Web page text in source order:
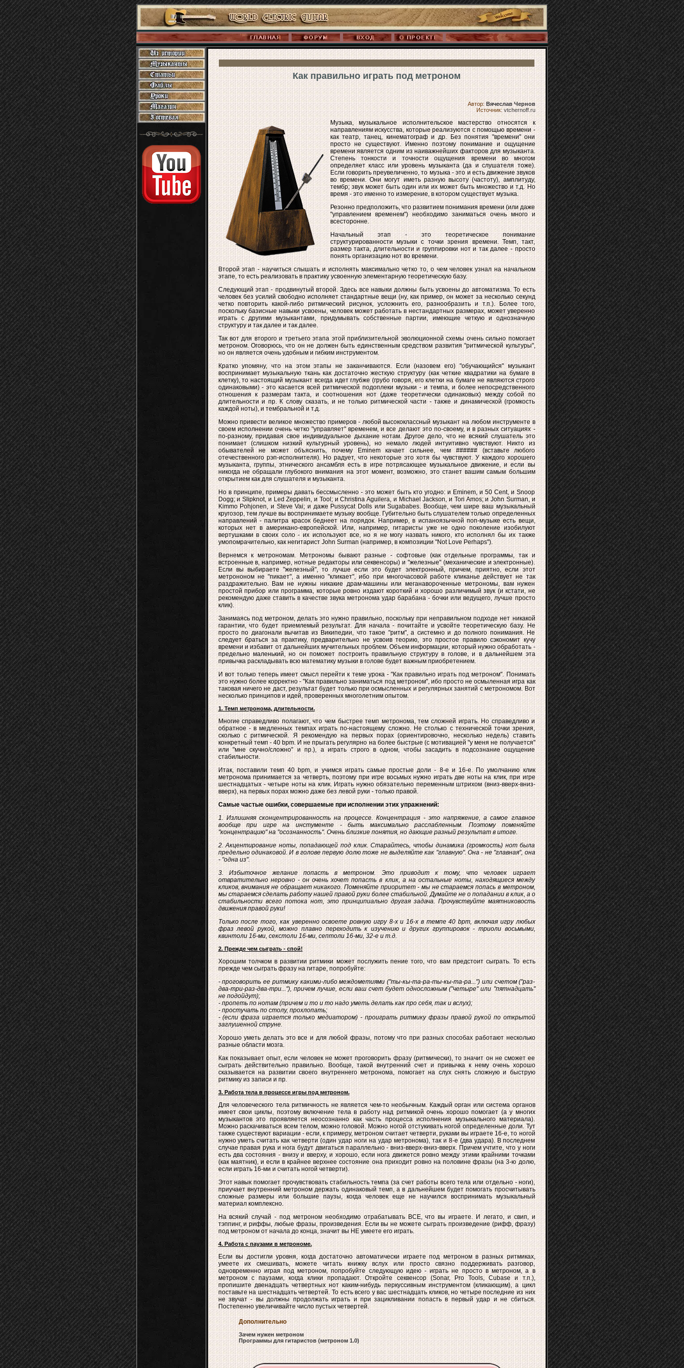
Как правильно играть под метроном
Автор: Вячеслав Чернов
Источник: vtchernoff.ru
Музыка, музыкальное исполнительское мастерство относятся к
направлениям искусства, которые реализуются с помощью времени -
как театр, танец, кинематограф и др. Без понятия "времени" они
просто не существуют. Именно поэтому понимание и ощущение
времени является одним из наиважнейших факторов для музыканта.
Степень тонкости и точности ощущения времени во многом
определяет класс или уровень музыканта (да и слушателя тоже).
Если говорить преувеличенно, то музыка - это и есть движение звуков
во времени. Они могут иметь разную высоту (частоту), амплитуду,
тембр; звук может быть один или их может быть множество и т.д. Но
время - это именно то измерение, в котором существует музыка.
Резонно предположить, что развитием понимания времени (или даже
"управлением временем") необходимо заниматься очень много и
всесторонне.
Начальный этап - это теоретическое понимание
структурированности музыки с точки зрения времени. Темп, такт,
размер такта, длительности и группировки нот и так далее - просто
понять организацию нот во времени.
Второй этап - научиться слышать и исполнять максимально четко то, о чем человек узнал на начальном
этапе, то есть реализовать в практику усвоенную элементарную теоретическую базу.
Следующий этап - продвинутый второй. Здесь все навыки должны быть усвоены до автоматизма. То есть
человек без усилий свободно исполняет стандартные вещи (ну, как пример, он может за несколько секунд
четко повторить какой-либо ритмический рисунок, усложнить его, разнообразить и т.п.). Более того,
поскольку базисные навыки усвоены, человек может работать в нестандартных размерах, может уверенно
играть с другими музыкантами, придумывать собственные партии, имеющие четкую и однозначную
структуру и так далее и так далее.
Так вот для второго и третьего этапа этой приблизительной эволюционной схемы очень сильно помогает
метроном. Оговорюсь, что он не должен быть единственным средством развития "ритмической культуры",
но он является очень удобным и гибким инструментом.
Кратко упомяну, что на этом этапы не заканчиваются. Если (назовем его) "обучающийся" музыкант
воспринимает музыкальную ткань как достаточно жесткую структуру (как четкие квадратики на бумаге в
клетку), то настоящий музыкант всегда идет глубже (грубо говоря, его клетки на бумаге не являются строго
одинаковыми) - это касается всей ритмической подоплеки музыки - и темпа, и более непосредственного
отношения к размерам такта, и соотношения нот (даже теоретически одинаковых) между собой по
длительности и пр. К слову сказать, и не только ритмической части - также и динамической (громкость
каждой ноты), и тембральной и т.д.
Можно привести великое множество примеров - любой высококлассный музыкант на любом инструменте в
своем исполнении очень четко "управляет" временем, и все делают это по-своему, и в разных ситуациях -
по-разному, придавая свое индивидуальное дыхание нотам. Другое дело, что не всякий слушатель это
понимает (слишком низкий культурный уровень), но немало людей интуитивно чувствуют. Никто из
обывателей не может объяснить, почему Eminem качает сильнее, чем ###### (вставьте любого
отечественного рэп-исполнителя). Но радует, что некоторые это хотя бы чувствуют. У каждого хорошего
музыканта, группы, этнического ансамбля есть в игре потрясающее музыкальное движение, и если вы
никогда не обращали глубокого внимания на этот момент, возможно, это станет вашим самым большим
открытием как для слушателя и музыканта.
Но в принципе, примеры давать бессмысленно - это может быть кто угодно: и Eminem, и 50 Cent, и Snoop
Dogg; и Slipknot, и Led Zeppelin, и Tool; и Christina Aguilera, и Michael Jackson, и Tori Amos; и John Surman, и
Kimmo Pohjonen, и Steve Vai; и даже Pussycat Dolls или Sugababes. Вообще, чем шире ваш музыкальный
кругозор, тем лучше вы воспринимаете музыку вообще. Губительно быть слушателем только определенных
направлений - палитра красок беднеет на порядок. Например, в испаноязычной поп-музыке есть вещи,
которых нет в американо-европейской. Или, например, гитаристы уже не одно поколение изобилуют
вертушками в своих соло - их используют все, но я не могу назвать никого, кто исполнял бы их также
умопомрачительно, как негитарист John Surman (например, в композиции "Not Love Perhaps").
Вернемся к метрономам. Метрономы бывают разные - софтовые (как отдельные программы, так и
встроенные в, например, нотные редакторы или секвенсоры) и "железные" (механические и электронные).
Если вы выбираете "железный", то лучше если это будет электронный, причем, приятно, если этот
метрононом не "пикает", а именно "кликает", ибо при многочасовой работе кликанье действует не так
раздражительно. Вам не нужны никакие драм-машины или меганавороченные метрономы, вам нужен
простой прибор или программа, которые ровно издают короткий и хорошо различимый звук (и кстати, не
рекомендую даже ставить в качестве звука метронома удар барабана - бочки или ведущего, лучше просто
клик).
Занимаясь под метроном, делать это нужно правильно, поскольку при неправильном подходе нет никакой
гарантии, что будет приемлемый результат. Для начала - почитайте и усвойте теоретическую базу. Не
просто по диагонали вычитав из Википедии, что такое "ритм", а системно и до полного понимания. Не
следует браться за практику, предварительно не усвоив теорию, это простое правило сэкономит кучу
времени и избавит от дальнейших мучительных проблем. Объем информации, который нужно обработать -
предельно маленький, но он поможет построить правильную структуру в голове, и в дальнейшем эта
привычка раскладывать всю математику музыки в голове будет важным приобретением.
И вот только теперь имеет смысл перейти к теме урока - "Как правильно играть под метроном". Понимать
это нужно более корректно - "Как правильно заниматься под метроном", ибо просто не осмыленная игра как
таковая ничего не даст, результат будет только при осмысленных и регулярных занятий с метрономом. Вот
несколько принципов и идей, проверенных многолетним опытом.
1. Темп метронома, длительности.
Многие справедливо полагают, что чем быстрее темп метронома, тем сложней играть. Но справедливо и
обратное - в медленных темпах играть по-настоящему сложно. Не столько с технической точки зрения,
сколько с ритмической. Я рекомендую на первых порах (ориентировочно, несколько недель) ставить
конкретный темп - 40 bpm. И не прыгать регулярно на более быстрые (с мотивацией "у меня не получается"
или "мне скучно/сложно" и пр.), а играть строго в одном, чтобы засадить в подсознание ощущение
стабильности.
Итак, поставили темп 40 bpm, и учимся играть самые простые доли - 8-е и 16-е. По умолчанию клик
метронома принимается за четверть, поэтому при игре восьмых нужно играть две ноты на клик, при игре
шестнадцатых - четыре ноты на клик. Играть нужно обязательно переменным штрихом (вниз-вверх-вниз-
вверх), на первых порах можно даже без левой руки - только правой.
Самые частые ошибки, совершаемые при исполнении этих упражнений:
1. Излишняя сконцентрированность на процессе. Концентрация - это напряжение, а самое главное
вообще при игре на инстументе - быть максимально расслабленным. Поэтому поменяйте
"концентрацию" на "осознанность". Очень близкие понятия, но дающие разный результат в итоге.
2. Акцентирование ноты, попадающей под клик. Старайтесь, чтобы динамика (громкость) нот была
предельно одинаковой. И в голове первую долю тоже не выделяйте как "главную". Она - не "главная", она
- "одна из".
3. Избыточное желание попасть в метроном. Это приводит к тому, что человек играет
отвратительно неровно - он очень хочет попасть в клик, а на остальные ноты, находящиеся между
кликов, внимания не обращает никакого. Поменяйте приоритет - мы не стараемся попась в метроном,
мы стараемся сделать работу нашей правой руки более стабильной. Думайте не о попадании в клик, а о
стабильности всего потока нот, это принципиально другая задача. Прочувствуйте маятниковость
движения правой руки!
Только после того, как уверенно освоете ровную игру 8-х и 16-х в темпе 40 bpm, включая игру любых
фраз левой рукой, можно плавно переходить к изучению и других группировок - триоли восьмыми,
квинтоли 16-ми, секстоли 16-ми, септоли 16-ми, 32-е и т.д.
2. Прежде чем сыграть - спой!
Хорошим толчком в развитии ритмики может послужить пение того, что вам предстоит сыграть. То есть
прежде чем сыграть фразу на гитаре, попробуйте:
- проговорить ее ритмику какими-либо междометиями ("ты-кы-та-ра-ты-кы-та-ра...") или счетом ("раз-
два-три-раз-два-три..."), причем лучше, если ваш счет будет односложным ("четыре" или "пятнадцать"
не подойдут);
- пропеть по нотам (причем и то и то надо уметь делать как про себя, так и вслух);
- простучать по столу, прохлопать;
- (если фраза играется только медиатором) - проиграть ритмику фразы правой рукой по открытой
заглушенной струне.
Хорошо уметь делать это все и для любой фразы, потому что при разных способах работают несколько
разные области мозга.
Как показывает опыт, если человек не может проговорить фразу (ритмически), то значит он не сможет ее
сыграть действительно правильно. Вообще, такой внутренний счет и привычка к нему очень хорошо
сказывается на развитии своего внутреннего метронома, помогает на слух снять сложную и быструю
ритмику из записи и пр.
3. Работа тела в процессе игры под метроном.
Для человеческого тела ритмичность не является чем-то необычным. Каждый орган или система органов
имеет свои циклы, поэтому включение тела в работу над ритмикой очень хорошо помогает (а у многих
музыкантов это проявляется неосознанно как часть процесса исполнения музыкального материала).
Можно раскачиваться всем телом, можно головой. Можно ногой отстукивать ногой определенные доли. Тут
также существуют вариации - если, к примеру, метроном считает четверти, руками вы играете 16-е, то ногой
нужно уметь считать как четверти (один удар ноги на удар метронома), так и 8-е (два удара). В последнем
случае правая рука и нога будут двигаться параллельно - вниз-вверх-вниз-вверх. Причем учтите, что у ноги
есть два состояния - внизу и вверху, и хорошо, если нога движется ровно между этими крайними точками
(как маятник), и если в крайнее верхнее состояние она приходит ровно на половине фразы (на 3-ю долю,
если играть 16-ми и считать ногой четверти).
Этот навык помогает прочувствовать стабильность темпа (за счет работы всего тела или отдельно - ноги),
приучает внутренний метроном держать одинаковый темп, а в дальнейшем будет помогать просчитывать
сложные размеры или большие паузы, когда человек еще не научился воспринимать музыкальный
материал комплексно.
На всякий случай - под метроном необходимо отрабатывать ВСЕ, что вы играете. И легато, и свип, и
тэппинг, и риффы, любые фразы, произведения. Если вы не можете сыграть произведение (рифф, фразу)
под метроном от начала до конца, значит вы НЕ умеете его играть.
4. Работа с паузами в метрономе.
Если вы достигли уровня, когда достаточно автоматически играете под метроном в разных ритмиках,
умеете их смешивать, можете читать книжку вслух или просто связно поддерживать разговор,
одновременно играя под метроном, попробуйте следующую идею - играть не просто в метроном, а в
метроном с паузами, когда клики пропадают. Откройте секвенсор (Sonar, Pro Tools, Cubase и т.п.),
пропишите двенадцать четвертных нот каким-нибудь перкуссивным инструментом (кликающим), а цикл
поставьте на шестнадцать четвертей. То есть всего у вас шестнадцать кликов, но четыре последние из них
не звучат - вы должны продолжать играть и при зацикливании попасть в первый удар и не сбиться.
Постепенно увеличивайте число пустых четвертей.
Дополнительно
Зачем нужен метроном
Программы для гитаристов (метроном 1.0)